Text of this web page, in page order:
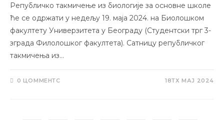
Републичко такмичење из биологије за основне школе
ће се одржати у недељу 19. маја 2024. на Биолошком
факултету Универзитета у Београду (Студентски трг 3-
зграда Филолошког факултета). Сатницу републичког
такмичења из…
0 ЦОММЕНТС 18ТХ МАЈ 2024